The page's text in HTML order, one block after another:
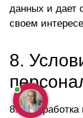
данных и дает
своем
8.
8.1. Обработка